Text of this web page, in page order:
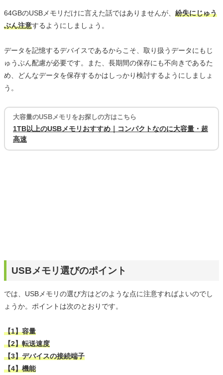
64GBのUSBメモリだけに言えた話ではありませんが、 紛失にじゅう
ぶん注意するようにしましょう。
データを記憶するデバイスであるからこそ、取り扱うデータにもじ
ゅうぶん配慮が必要です。また、長期間の保存にも不向きであるた
め、どんなデータを保存するかはしっかり検討するようにしましょ
う。
大容量のUSBメモリをお探しの方はこちら
1TB以上のUSBメモリおすすめ｜コンパクトなのに大容量・超
高速
USBメモリ選びのポイント
では、USBメモリの選び方はどのような点に注意すればよいのでし
ょうか。ポイントは次のとおりです。
【1】容量
【2】転送速度
【3】デバイスの接続端子
【4】機能